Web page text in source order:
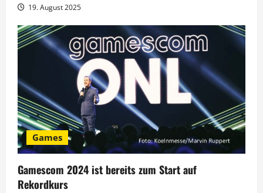
19. August 2025
Games
Gamescom 2024 ist bereits zum Start auf
Rekordkurs